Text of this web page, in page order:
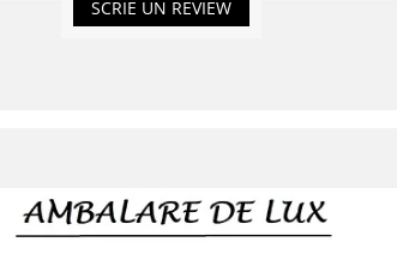
SCRIE UN REVIEW